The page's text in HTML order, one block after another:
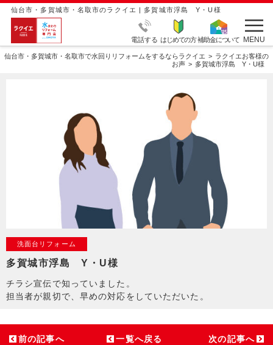
仙台市・多賀城市・名取市のラクイエ | 多賀城市浮島 Y・U様
電話する はじめての方補助金について MENU
仙台市・多賀城市・名取市で水回りリフォームをするならラクイエ
ラクイエお客様の
お声
多賀城市浮島 Y・U様
洗面台リフォーム
多賀城市浮島 Y・U様
チラシ宣伝で知っていました。
担当者が親切で、早めの対応をしていただいた。
前の記事へ 一覧へ戻る 次の記事へ